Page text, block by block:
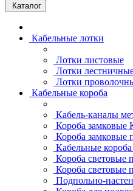
Каталог
Кабельные лотки
Лотки листовые
Лотки
Лотки
Кабельные короба
Кабель-каналы
Короба замковые
Короба
Кабельные
Короба
Короба
Подпольно-